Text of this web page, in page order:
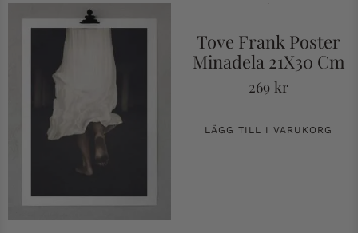
Tove Frank Poster
Minadela 21X30 Cm
269 kr
LÄGG TILL I VARUKORG